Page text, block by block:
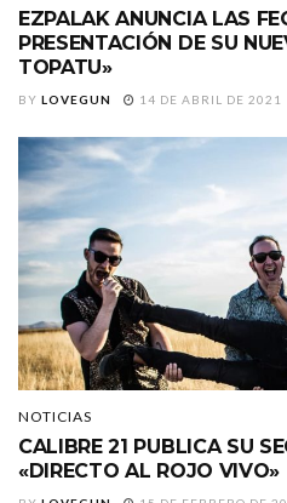
EZPALAK ANUNCIA LAS
PRESENTACIÓN DE SU
TOPATU»
BY LOVEGUN 14 DE ABRIL DE 2021
NOTICIAS
CALIBRE 21 PUBLICA SU
«DIRECTO AL ROJO VIVO»